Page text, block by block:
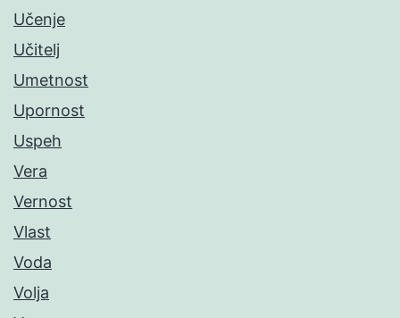
Učenje
Učitelj
Umetnost
Upornost
Uspeh
Vera
Vernost
Vlast
Voda
Volja